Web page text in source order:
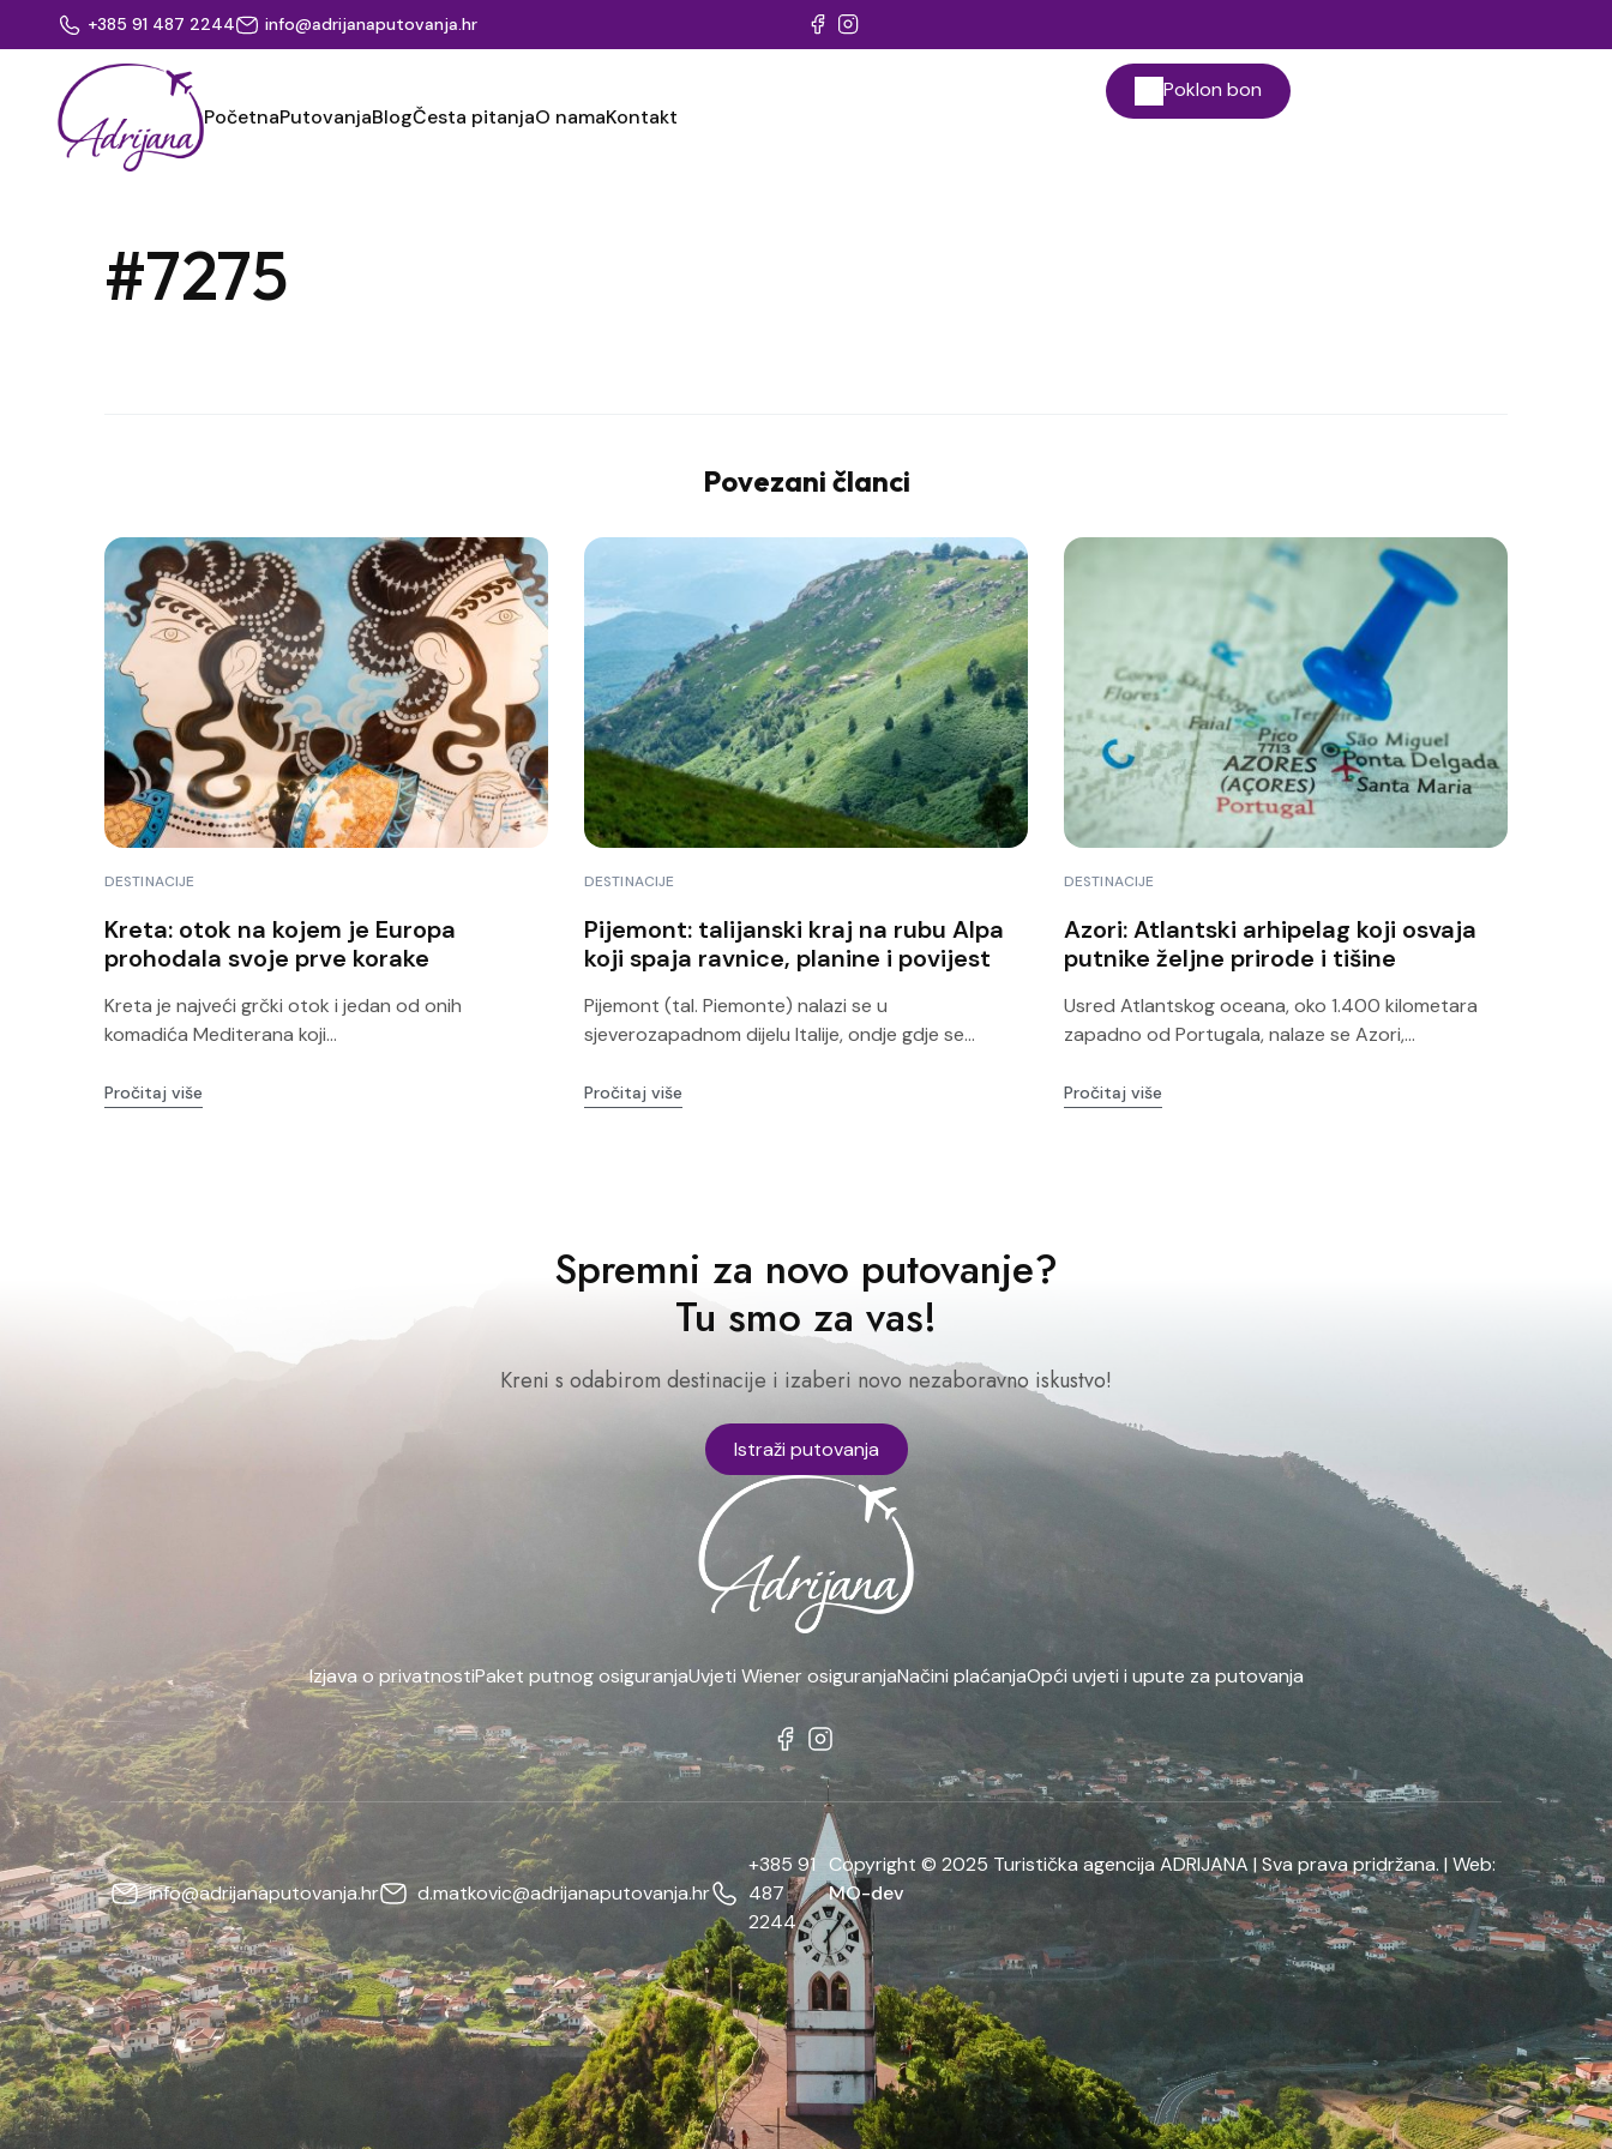
+385 91 487 2244 info@adrijanaputovanja.hr
PočetnaPutovanjaBlogČesta pitanjaO namaKontakt
Poklon bon
#7275
Povezani članci
DESTINACIJE
Kreta: otok na kojem je Europa
prohodala svoje prve korake
Kreta je najveći grčki otok i jedan od onih
komadića Mediterana koji...
Pročitaj više
DESTINACIJE
Pijemont: talijanski kraj na rubu Alpa
koji spaja ravnice, planine i povijest
Pijemont (tal. Piemonte) nalazi se u
sjeverozapadnom dijelu Italije, ondje gdje se...
Pročitaj više
DESTINACIJE
Azori: Atlantski arhipelag koji osvaja
putnike željne prirode i tišine
Usred Atlantskog oceana, oko 1.400 kilometara
zapadno od Portugala, nalaze se Azori,...
Pročitaj više
Spremni za novo putovanje?
Tu smo za vas!
Kreni s odabirom destinacije i izaberi novo nezaboravno iskustvo!
Istraži putovanja
Izjava o privatnostiPaket putnog osiguranjaUvjeti Wiener osiguranjaNačini plaćanjaOpći uvjeti i upute za putovanja
info@adrijanaputovanja.hr d.matkovic@adrijanaputovanja.hr
+385 91
487
2244
Copyright © 2025 Turistička agencija ADRIJANA | Sva prava pridržana. | Web:
MO-dev